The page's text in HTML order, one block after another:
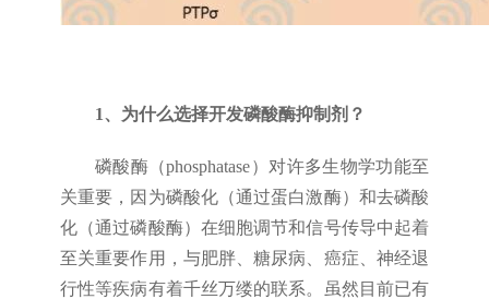
1、 为什么选择开发磷酸酶抑制剂？
磷酸酶（phosphatase）对许多生物学功能至
关重要，因为磷酸化（通过蛋白激酶）和去磷酸
化（通过磷酸酶）在细胞调节和信号传导中起着
至关重要作用，与肥胖、糖尿病、癌症、神经退
行性等疾病有着千丝万缕的联系。虽然目前已有